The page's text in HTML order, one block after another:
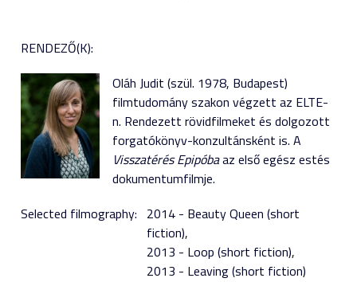
RENDEZŐ(K):
Oláh Judit (szül. 1978, Budapest)
filmtudomány szakon végzett az ELTE-
n. Rendezett rövidfilmeket és dolgozott
forgatókönyv-konzultánsként is. A
Visszatérés Epipóbaaz első egész estés
dokumentumfilmje.
Selected filmography: 2014 - Beauty Queen (short
fiction)
2013 - Loop (short fiction)
2013 - Leaving (short fiction)